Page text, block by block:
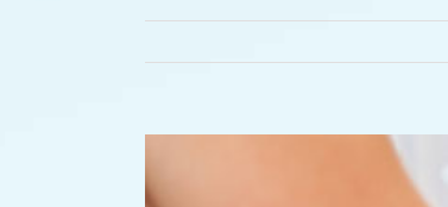
agrandie